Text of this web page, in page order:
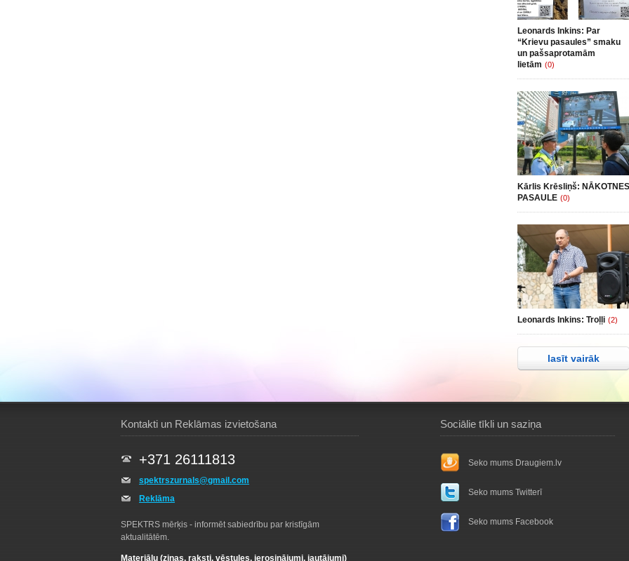
Leonards Inkins: Par
“Krievu pasaules” smaku
un pašsaprotamām
lietām (0)
Kārlis Krēsliņš: NĀKOTNES
PASAULE (0)
Leonards Inkins: Troļļi (2)
lasīt vairāk
Kontakti un Reklāmas izvietošana
+371 26111813
spektrszurnals@gmail.com
Reklāma
SPEKTRS mērķis - informēt sabiedrību par kristīgām
aktualitātēm.
Materiālu (ziņas, raksti, vēstules, ierosinājumi, jautājumi)
Sociālie tīkli un saziņa
Seko mums Draugiem.lv
Seko mums Twitterī
Seko mums Facebook